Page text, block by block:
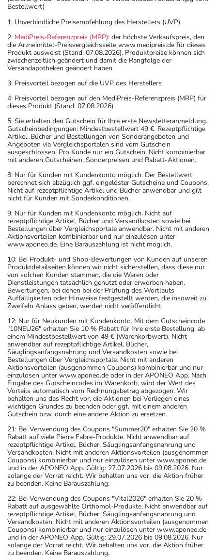
Bestellwert)
1: Unverbindliche Preisempfehlung des Herstellers (UVP)
2: MediPreis-Referenzpreis (MRP): der höchste Verkaufspreis, den
die Arzneimittel-Preisvergleichsseite www.medipreis.de für dieses
Produkt ausweist (Stand: 07.08.2026). Produktpreise können sich
zwischenzeitlich geändert und damit die Rangfolge der
Versandapotheken geändert haben.
3: Preisvorteil bezogen auf die UVP des Herstellers
4: Preisvorteil bezogen auf den MediPreis-Referenzpreis (MRP) für
dieses Produkt (Stand: 07.08.2026).
5: Sie erhalten den Gutschein für Ihre erste Newsletteranmeldung.
Gutscheinbedingungen: Mindestbestellwert 49 €. Rezeptpflichtige
Artikel, Bücher und Bestellungen von Sonderangeboten und
Angeboten via Vergleichsportalen sind vom Gutschein
ausgeschlossen. Pro Kunde nur ein Gutschein. Nicht kombinierbar
mit anderen Gutscheinen, Sonderpreisen und Rabatt-Aktionen.
8: Nur für Kunden mit Kundenkonto möglich. Der Bestellwert
berechnet sich abzüglich ggf. eingelöster Gutscheine und Coupons.
Nicht auf rezeptpflichtige Artikel und Bücher anwendbar und gilt
nicht für Kunden mit Sonderkonditionen.
9: Nur für Kunden mit Kundenkonto möglich. Nicht auf
rezeptpflichtige Artikel, Bücher und Versandkosten sowie bei
Bestellungen über Vergleichsportale anwendbar. Nicht mit anderen
Aktionsvorteilen kombinierbar und nur einzulösen unter
www.aponeo.de. Eine Barauszahlung ist nicht möglich.
10: Bei Produkt- und Shop-Bewertungen von Kunden auf unseren
Produktdetailseiten können wir nicht sicherstellen, dass diese nur
von solchen Kunden stammen, die die Waren oder
Dienstleistungen tatsächlich genutzt oder erworben haben.
Bewertungen, bei denen bei der Prüfung des Wortlauts
Auffälligkeiten oder Hinweise festgestellt werden, die insoweit zu
Zweifeln Anlass geben, werden nicht veröffentlicht.
12: Nur für Neukunden mit Kundenkonto. Mit dem Gutscheincode
"10NEU26" erhalten Sie 10 % Rabatt für Ihre erste Bestellung, ab
einem Mindestbestellwert von 49 € (Warenkorbwert). Nicht
anwendbar auf rezeptpflichtige Artikel, Bücher,
Säuglingsanfangsnahrung und Versandkosten sowie bei
Bestellungen über Vergleichsportale. Nicht mit anderen
Aktionsvorteilen (ausgenommen Coupons) kombinierbar und nur
einzulösen unter www.aponeo.de oder in der APONEO App. Nach
Eingabe des Gutscheincodes im Warenkorb, wird der Wert des
Vorteils automatisch vom Rechnungsbetrag abgezogen. Wir
behalten uns das Recht vor, die Aktionen bei Vorliegen eines
wichtigen Grundes zu beenden oder ggf. mit einem anderen
Gutschein bzw. durch eine andere Aktion zu ersetzen.
21: Bei Verwendung des Coupons "Summer20" erhalten Sie 20 %
Rabatt auf viele Pierre Fabre-Produkte. Nicht anwendbar auf
rezeptpflichtige Artikel, Bücher, Säuglingsanfangsnahrung und
Versandkosten. Nicht mit anderen Aktionsvorteilen (ausgenommen
Coupons) kombinierbar und nur einzulösen unter www.aponeo.de
und in der APONEO App. Gültig: 27.07.2026 bis 09.08.2026. Nur
solange der Vorrat reicht. Wir behalten uns vor, die Aktion früher
zu beenden. Keine Barauszahlung.
22: Bei Verwendung des Coupons "Vital2026" erhalten Sie 20 %
Rabatt auf ausgewählte Orthomol-Produkte. Nicht anwendbar auf
rezeptpflichtige Artikel, Bücher, Säuglingsanfangsnahrung und
Versandkosten. Nicht mit anderen Aktionsvorteilen (ausgenommen
Coupons) kombinierbar und nur einzulösen unter www.aponeo.de
und in der APONEO App. Gültig: 29.07.2026 bis 09.08.2026. Nur
solange der Vorrat reicht. Wir behalten uns vor, die Aktion früher
zu beenden. Keine Barauszahlung.